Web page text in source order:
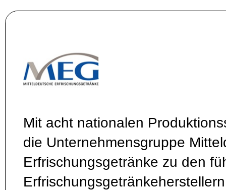
Mit acht nationalen
die Unternehmensgruppe
Erfrischungsgetränke zu den